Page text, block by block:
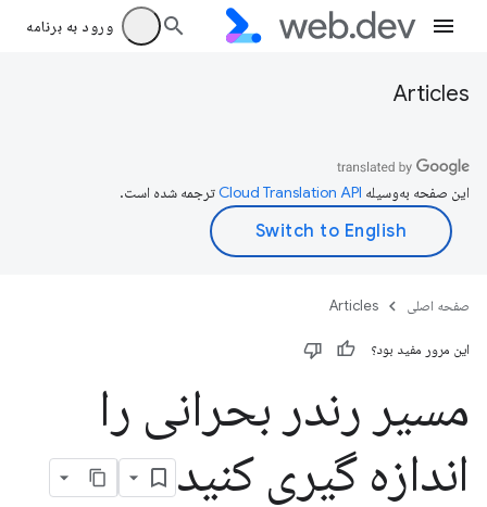
ورود به برنامه
Articles
این صفحه به‌وسیله ترجمه شده است.
صفحه اصلی Articles
این مرور مفید بود؟
مسیر رندر بحرانی را
اندازه گیری کنید